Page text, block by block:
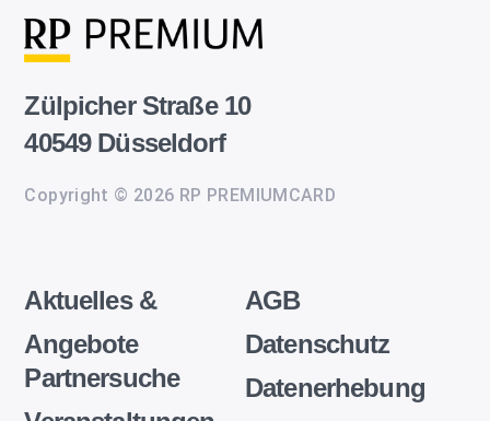
Zülpicher Straße 10
40549 Düsseldorf
Copyright © 2026 RP PREMIUMCARD
Aktuelles &
Angebote
Partnersuche
AGB
Datenschutz
Datenerhebung